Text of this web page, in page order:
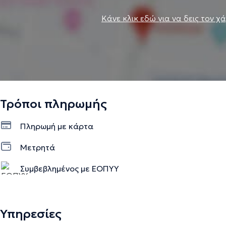
Κάνε κλικ εδώ για να δεις τον
Τρόποι πληρωμής
Πληρωμή με κάρτα
Μετρητά
Συμβεβλημένος με ΕΟΠΥΥ
Υπηρεσίες